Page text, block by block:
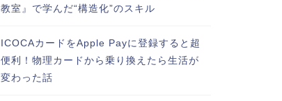
教室』で学んだ“構造化”のスキル
ICOCAカードをApple Payに登録すると超
便利！物理カードから乗り換えたら生活が
変わった話